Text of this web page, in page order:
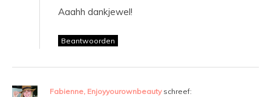
Aaahh dankjewel!
Beantwoorden
Fabienne, Enjoyyourownbeauty schreef: